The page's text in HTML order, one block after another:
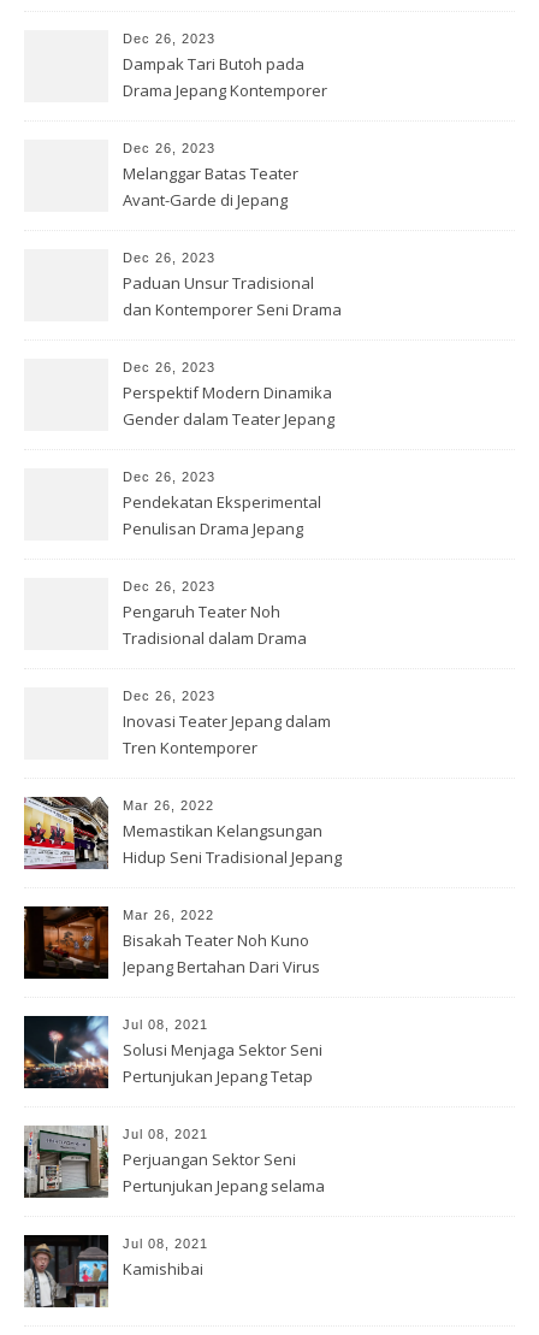
Dec 26, 2023
Dampak Tari Butoh pada
Drama Jepang Kontemporer
Dec 26, 2023
Melanggar Batas Teater
Avant-Garde di Jepang
Dec 26, 2023
Paduan Unsur Tradisional
dan Kontemporer Seni Drama
Dec 26, 2023
Perspektif Modern Dinamika
Gender dalam Teater Jepang
Dec 26, 2023
Pendekatan Eksperimental
Penulisan Drama Jepang
Dec 26, 2023
Pengaruh Teater Noh
Tradisional dalam Drama
Dec 26, 2023
Inovasi Teater Jepang dalam
Tren Kontemporer
Mar 26, 2022
Memastikan Kelangsungan
Hidup Seni Tradisional Jepang
Mar 26, 2022
Bisakah Teater Noh Kuno
Jepang Bertahan Dari Virus
Jul 08, 2021
Solusi Menjaga Sektor Seni
Pertunjukan Jepang Tetap
Jul 08, 2021
Perjuangan Sektor Seni
Pertunjukan Jepang selama
Jul 08, 2021
Kamishibai